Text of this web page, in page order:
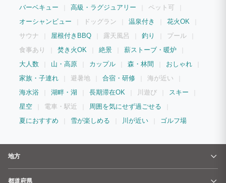
バーベキュー 高級・ラグジュアリー
ペット可
オーシャンビュー
ドッグラン 温泉付き
花火OK
サウナ
屋根付きBBQ 露天風呂 釣り
プール
食事あり
焚き火OK 絶景
薪ストーブ・暖炉
大人数
山・高原 カップル 森・林間
おしゃれ
家族・子連れ
避暑地 合宿・研修
海が近い
海水浴
湖畔・湖 長期滞在OK 川遊び
スキー
星空
電車・駅近
周囲を気にせず過ごせる
夏におすすめ
雪が楽しめる 川が近い ゴルフ場
地方
都道府県